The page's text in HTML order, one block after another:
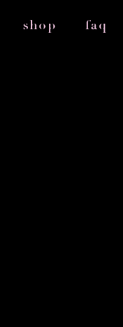
shop faq